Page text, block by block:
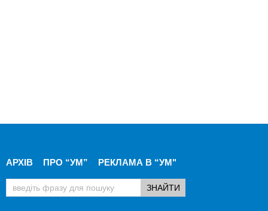
АРХІВ ПРО “УМ” РЕКЛАМА В “УМ"